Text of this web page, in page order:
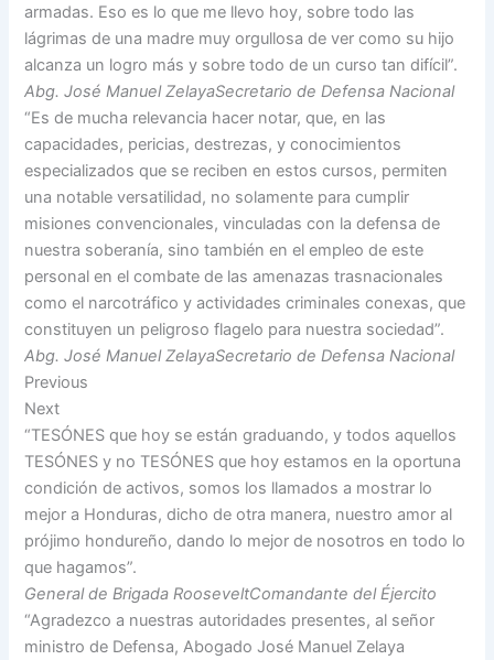
armadas. Eso es lo que me llevo hoy, sobre todo las
lágrimas de una madre muy orgullosa de ver como su hijo
alcanza un logro más y sobre todo de un curso tan difícil”.
Abg. José Manuel ZelayaSecretario de Defensa Nacional
“Es de mucha relevancia hacer notar, que, en las
capacidades, pericias, destrezas, y conocimientos
especializados que se reciben en estos cursos, permiten
una notable versatilidad, no solamente para cumplir
misiones convencionales, vinculadas con la defensa de
nuestra soberanía, sino también en el empleo de este
personal en el combate de las amenazas trasnacionales
como el narcotráfico y actividades criminales conexas, que
constituyen un peligroso flagelo para nuestra sociedad”.
Abg. José Manuel ZelayaSecretario de Defensa Nacional
Previous
Next
“TESÓNES que hoy se están graduando, y todos aquellos
TESÓNES y no TESÓNES que hoy estamos en la oportuna
condición de activos, somos los llamados a mostrar lo
mejor a Honduras, dicho de otra manera, nuestro amor al
prójimo hondureño, dando lo mejor de nosotros en todo lo
que hagamos”.
General de Brigada RooseveltComandante del Éjercito
“Agradezco a nuestras autoridades presentes, al señor
ministro de Defensa, Abogado José Manuel Zelaya